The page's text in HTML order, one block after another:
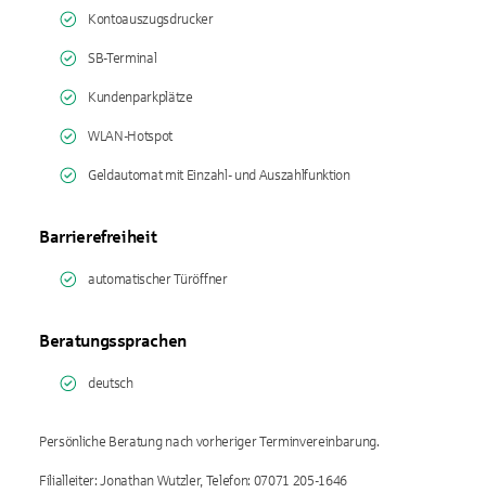
Kontoauszugsdrucker
SB-Terminal
Kundenparkplätze
WLAN-Hotspot
Geldautomat mit Einzahl- und Auszahlfunktion
Barrierefreiheit
automatischer Türöffner
Beratungssprachen
deutsch
Persönliche Beratung nach vorheriger Terminvereinbarung.